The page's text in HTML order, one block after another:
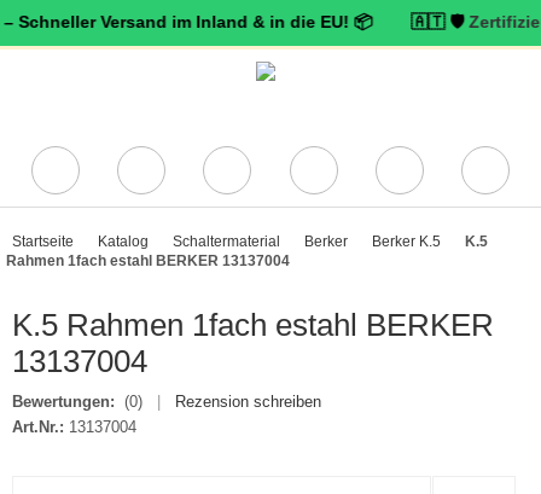
Versand im Inland & in die EU! 📦 🇦🇹 🛡️ Zertifizierter
Startseite Katalog Schaltermaterial Berker Berker K.5
K.5
Rahmen 1fach estahl BERKER 13137004
K.5 Rahmen 1fach estahl BERKER
13137004
Bewertungen: (0)
Rezension schreiben
Art.Nr.: 13137004